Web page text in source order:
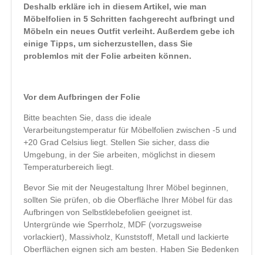
Deshalb erkläre ich in diesem Artikel, wie man
Möbelfolien in 5 Schritten fachgerecht aufbringt und
Möbeln ein neues Outfit verleiht. Außerdem gebe ich
einige Tipps, um sicherzustellen, dass Sie
problemlos mit der Folie arbeiten können.
Vor dem Aufbringen der Folie
Bitte beachten Sie, dass die ideale
Verarbeitungstemperatur für Möbelfolien zwischen -5 und
+20 Grad Celsius liegt. Stellen Sie sicher, dass die
Umgebung, in der Sie arbeiten, möglichst in diesem
Temperaturbereich liegt.
Bevor Sie mit der Neugestaltung Ihrer Möbel beginnen,
sollten Sie prüfen, ob die Oberfläche Ihrer Möbel für das
Aufbringen von Selbstklebefolien geeignet ist.
Untergründe wie Sperrholz, MDF (vorzugsweise
vorlackiert), Massivholz, Kunststoff, Metall und lackierte
Oberflächen eignen sich am besten. Haben Sie Bedenken